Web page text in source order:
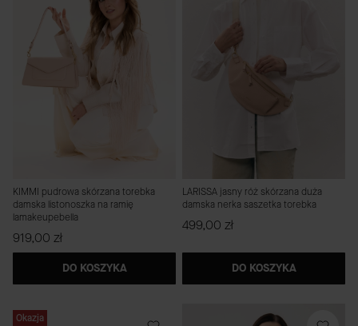
KIMMI pudrowa skórzana torebka
damska listonoszka na ramię
lamakeupebella
Cena
919,00 zł
DO KOSZYKA
LARISSA jasny róż skórzana duża
damska nerka saszetka torebka
Cena
499,00 zł
DO KOSZYKA
Okazja